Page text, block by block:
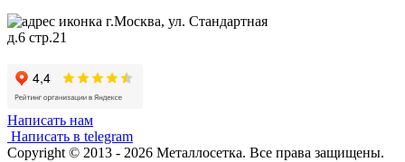
г.Москва, ул. Стандартная
д.6 стр.21
Написать нам
Написать в telegram
Copyright © 2013 - 2026 Металлосетка. Все права защищены.